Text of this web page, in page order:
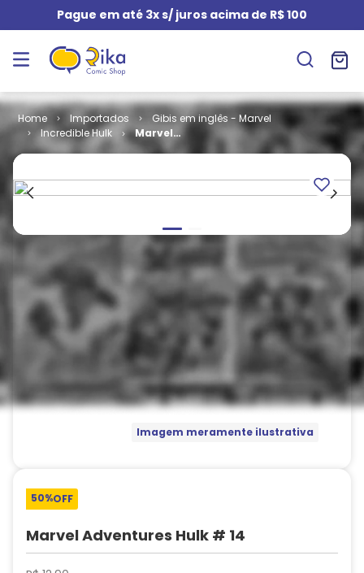
Pague em até 3x s/ juros acima de R$ 100
Importados
Gibis em inglês - Marvel
Incredible Hulk
Marvel
Adventures
Imagem meramente ilustrativa
50%OFF
Marvel Adventures Hulk # 14